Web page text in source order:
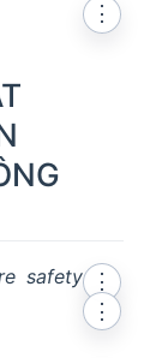
⋮
safety
⋮
⋮